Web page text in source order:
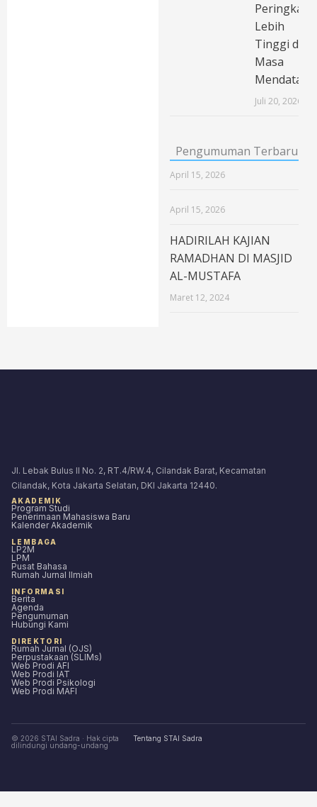
Peringkat
Lebih
Tinggi di
Masa
Mendatang
Juli 20, 2026
Pengumuman Terbaru
April 15, 2026
April 15, 2026
HADIRILAH KAJIAN
RAMADHAN DI MASJID
AL-MUSTAFA
Maret 12, 2024
Jl. Lebak Bulus II No. 2, RT.4/RW.4, Cilandak Barat, Kecamatan
Cilandak, Kota Jakarta Selatan, DKI Jakarta 12440.
AKADEMIK
Program Studi
Penerimaan Mahasiswa Baru
Kalender Akademik
LEMBAGA
LP2M
LPM
Pusat Bahasa
Rumah Jurnal Ilmiah
INFORMASI
Berita
Agenda
Pengumuman
Hubungi Kami
DIREKTORI
Rumah Jurnal (OJS)
Perpustakaan (SLIMs)
Web Prodi AFI
Web Prodi IAT
Web Prodi Psikologi
Web Prodi MAFI
© 2026 STAI Sadra · Hak cipta
dilindungi undang-undang
Tentang STAI Sadra